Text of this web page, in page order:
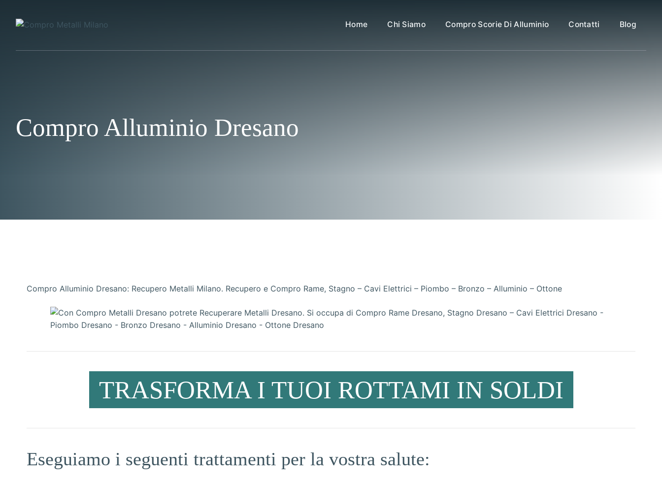
contenuto
Home Chi Siamo Compro Scorie Di Alluminio Contatti Blog
Compro Alluminio Dresano
Compro Alluminio Dresano: Recupero Metalli Milano. Recupero e Compro Rame, Stagno – Cavi Elettrici – Piombo – Bronzo – Alluminio – Ottone
TRASFORMA I TUOI ROTTAMI IN SOLDI
Eseguiamo i seguenti trattamenti per la vostra salute: